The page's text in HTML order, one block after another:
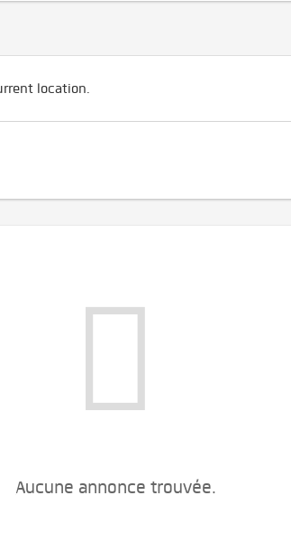
location.
Aucune annonce trouvée.